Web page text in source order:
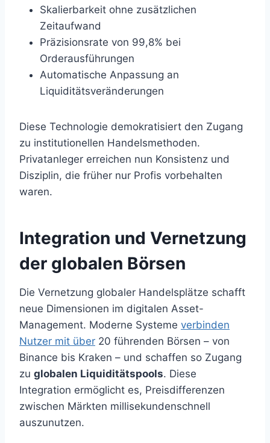
Skalierbarkeit ohne zusätzlichen
Zeitaufwand
Präzisionsrate von 99,8% bei
Orderausführungen
Automatische Anpassung an
Liquiditätsveränderungen
Diese Technologie demokratisiert den Zugang
zu institutionellen Handelsmethoden.
Privatanleger erreichen nun Konsistenz und
Disziplin, die früher nur Profis vorbehalten
waren.
Integration und Vernetzung
der globalen Börsen
Die Vernetzung globaler Handelsplätze schafft
neue Dimensionen im digitalen Asset-
Management. Moderne Systeme verbinden
Nutzer mit über 20 führenden Börsen – von
Binance bis Kraken – und schaffen so Zugang
zu globalen Liquiditätspools. Diese
Integration ermöglicht es, Preisdifferenzen
zwischen Märkten millisekundenschnell
auszunutzen.